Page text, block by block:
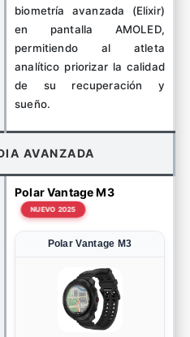
biometría avanzada (Elixir)
en pantalla AMOLED,
permitiendo al atleta
analítico priorizar la calidad
de su recuperación y
sueño.
AVANZADA
Polar Vantage M3
NUEVO 2025
Polar Vantage M3